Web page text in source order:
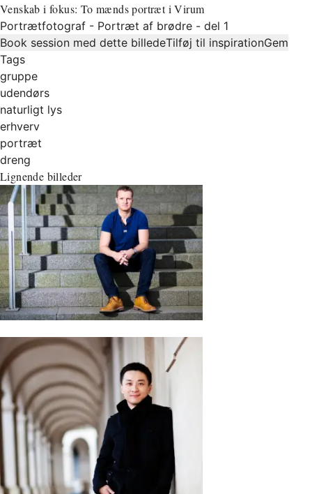
Venskab i fokus: To mænds portræt i Virum
Portrætfotograf - Portræt af brødre - del 1
Book session med dette billedeTilføj til inspirationGem
Tags
gruppe
udendørs
naturligt lys
erhverv
portræt
dreng
Lignende billeder